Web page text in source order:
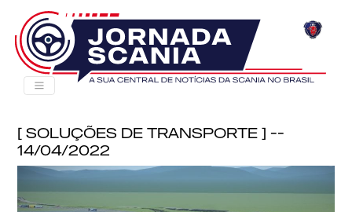
[ Soluções de Transporte ] --
14/04/2022